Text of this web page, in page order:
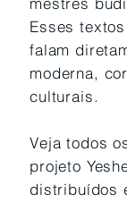
Esses
falam
moderna,
culturais.
Veja todos
projeto
distribuídos